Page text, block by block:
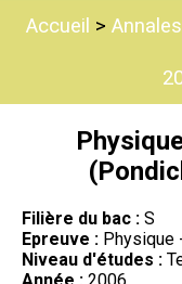
Accueil >
Filière du bac : S
Epreuve : Physique
Niveau d'études :